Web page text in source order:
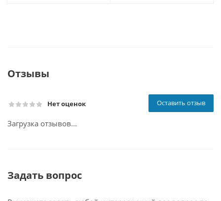
Отзывы
Нет оценок Оставить отзыв
Загрузка отзывов...
Задать вопрос